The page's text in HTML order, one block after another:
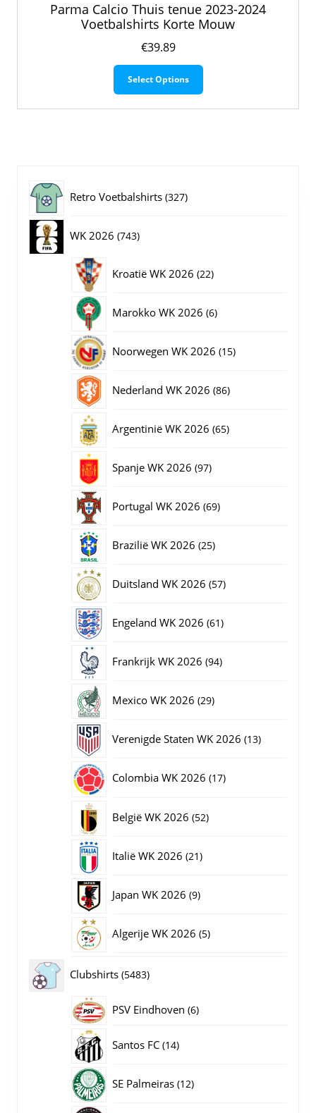
Parma Calcio Thuis tenue 2023-2024
Voetbalshirts Korte Mouw
€39.89
Select Options
Dit
Retro Voetbalshirts 327327
WK 2026 743743
Kroatië WK 2026 2222
Marokko WK 2026 66
Noorwegen WK 2026 1515
Nederland WK 2026 8686
Argentinië WK 2026 6565
Spanje WK 2026 9797
Portugal WK 2026 6969
Brazilië WK 2026 2525
Duitsland WK 2026 5757
Engeland WK 2026 6161
Frankrijk WK 2026 9494
Mexico WK 2026 2929
Verenigde Staten WK 2026 1313
Colombia WK 2026 1717
België WK 2026 5252
Italië WK 2026 2121
Japan WK 2026 99
Algerije WK 2026 55
Clubshirts 54835483
producten
PSV Eindhoven 66
Santos FC 1414
SE Palmeiras 1212